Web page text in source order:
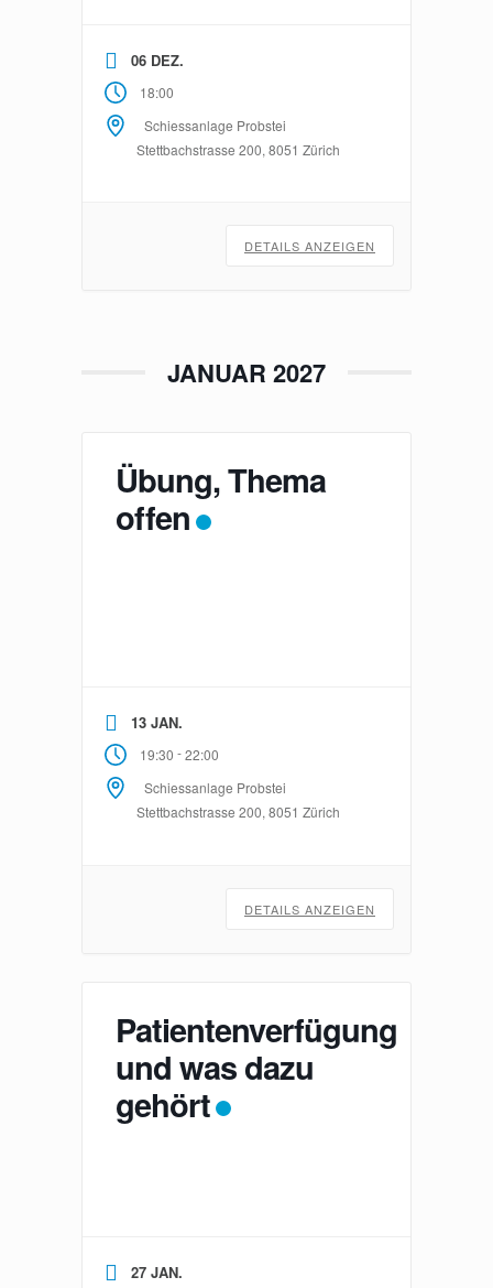
06 DEZ.
18:00
Schiessanlage Probstei
Stettbachstrasse 200, 8051 Zürich
DETAILS ANZEIGEN
JANUAR 2027
Übung, Thema
offen
13 JAN.
19:30 -22:00
Schiessanlage Probstei
Stettbachstrasse 200, 8051 Zürich
DETAILS ANZEIGEN
Patientenverfügung
und was dazu
gehört
27 JAN.